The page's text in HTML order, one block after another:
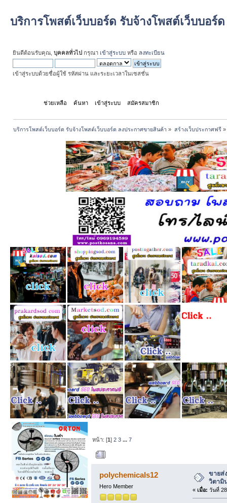
บริการโพสต์เว็บบอร์ด รับจ้างโพสต์เว็บบอร์
ยินดีต้อนรับคุณ, บุคคลทั่วไป กรุณา เข้าสู่ระบบ หรือ ลงทะเบียน
เข้าสู่ระบบด้วยชื่อผู้ใช้ รหัสผ่าน และระยะเวลาในเซสชั่น
ช่วยเหลือ ค้นหา เข้าสู่ระบบ สมัครสมาชิก
บริการโพสต์เว็บบอร์ด รับจ้างโพสต์เว็บบอร์ด ลงประกาศขายสินค้า » สร้างเว็บประกาศฟรี»
หน้า: [1]2 3 ...7
polychemicals12
Hero Member
ขายส่
วิตามิ
« เมื่อ: วันที่